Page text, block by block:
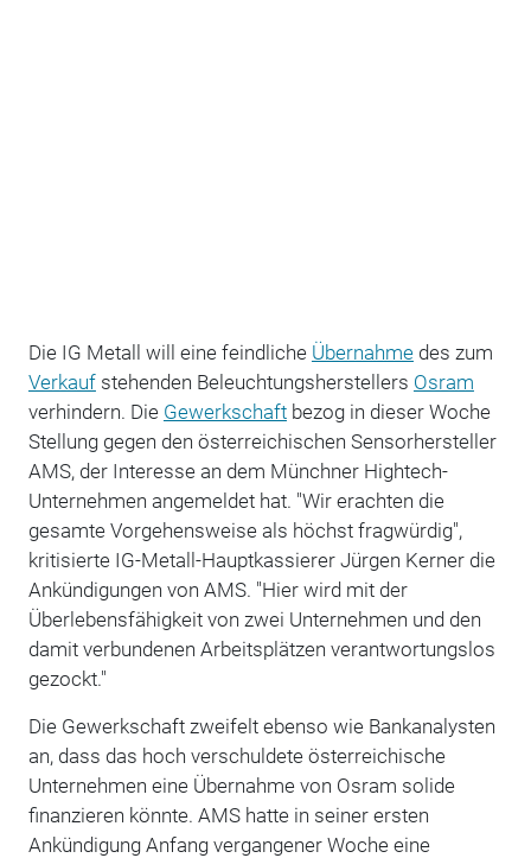
Die IG Metall will eine feindliche Übernahmedes zum
Verkaufstehenden Beleuchtungsherstellers Osram
verhindern. Die Gewerkschaftbezog in dieser Woche
Stellung gegen den österreichischen Sensorhersteller
AMS, der Interesse an dem Münchner Hightech-
Unternehmen angemeldet hat. "Wir erachten die
gesamte Vorgehensweise als höchst fragwürdig",
kritisierte IG-Metall-Hauptkassierer Jürgen Kerner die
Ankündigungen von AMS. "Hier wird mit der
Überlebensfähigkeit von zwei Unternehmen und den
damit verbundenen Arbeitsplätzen verantwortungslos
gezockt."
Die Gewerkschaft zweifelt ebenso wie Bankanalysten
an, dass das hoch verschuldete österreichische
Unternehmen eine Übernahme von Osram solide
finanzieren könnte. AMS hatte in seiner ersten
Ankündigung Anfang vergangener Woche eine